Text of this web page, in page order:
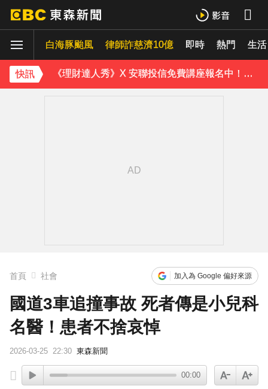
白海豚颱風 律師詐慈濟10億 即時 熱門 生活
快訊
內政部向憲法法庭遞狀 聲請解散統促黨
《理財達人秀》X 安聯投信免費講座報名中！搶先卡位 2027
下載東森App，隨時掌握天下大小事！
首頁 社會 加入為 Google 偏好來源
國道3車追撞事故 死者傳是小兒科
名醫！患者不捨哀悼
2026-03-25 22:30 東森新聞
00:00